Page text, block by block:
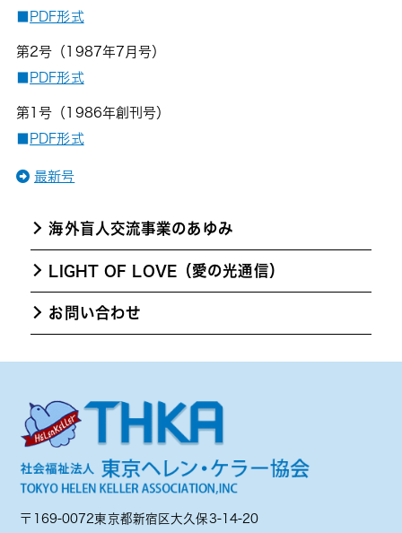
PDF形式
第2号（1987年7月号）
PDF形式
第1号（1986年創刊号）
PDF形式
最新号
海外盲人交流事業のあゆみ
LIGHT OF LOVE（愛の光通信）
お問い合わせ
〒169-0072東京都新宿区大久保3-14-20